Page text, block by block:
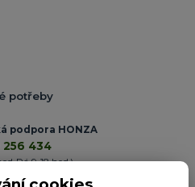
potřeby
podpora HONZA
256 434
9-18 hod.)